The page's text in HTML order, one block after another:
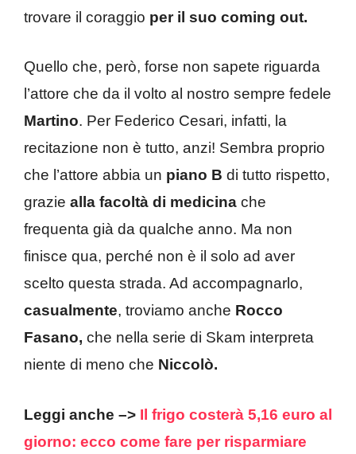
trovare il coraggio per il suo coming out.
Quello che, però, forse non sapete riguarda
l’attore che da il volto al nostro sempre fedele
Martino. Per Federico Cesari, infatti, la
recitazione non è tutto, anzi! Sembra proprio
che l’attore abbia un piano B di tutto rispetto,
grazie alla facoltà di medicina che
frequenta già da qualche anno. Ma non
finisce qua, perché non è il solo ad aver
scelto questa strada. Ad accompagnarlo,
casualmente, troviamo anche Rocco
Fasano, che nella serie di Skam interpreta
niente di meno che Niccolò.
Leggi anche –> Il frigo costerà 5,16 euro al
giorno: ecco come fare per risparmiare